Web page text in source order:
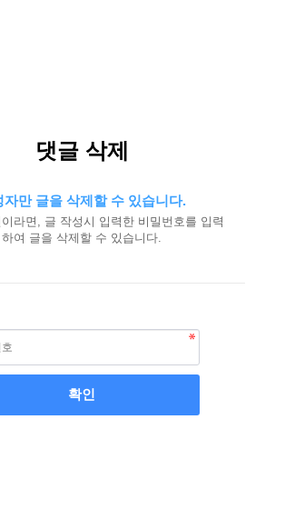
댓글 삭제
자만 글을 삭제할 수 있습니다.
라면, 글 작성시 입력한 비밀번호를 입력
하여 글을 삭제할 수 있습니다.